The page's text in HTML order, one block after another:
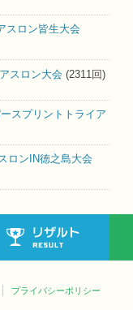
スロン皆生大会
スロン大会 (2311回)
スプリントトライア
ロンIN徳之島大会
リザルト
プライバシーポリシー